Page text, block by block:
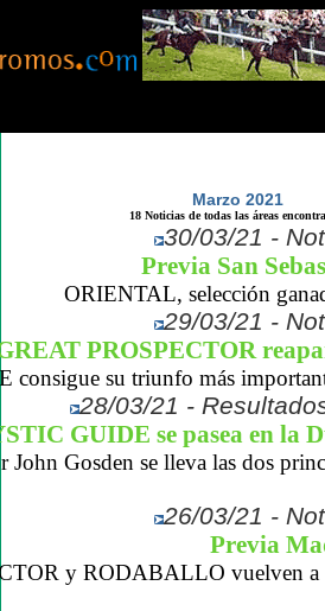
Marzo 2021
18 Noticias de todas las áreas
30/03/21 -
Previa San
ORIENTAL, selección
29/03/21 -
PROSPECTOR
su triunfo más
28/03/21 -
GUIDE se pasea en la
John Gosden se lleva las dos
26/03/21 -
Previa
y RODABALLO vuelven a